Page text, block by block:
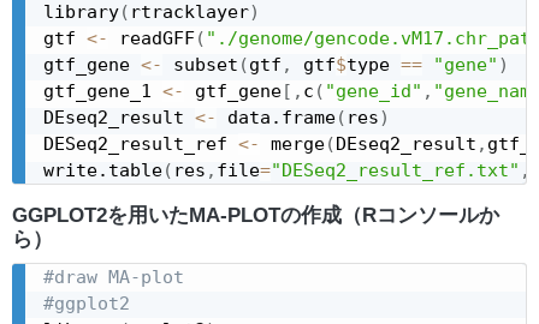
library( rtracklayer)
gtf <- readGFF( "./genome/
gtf_gene <- subset (gtf , gtf$type == "gene" )
gtf_gene_1 <- gtf_gene[ , c ( "gene_id" ,
DEseq2_result <- data.frame( res)
DESeq2_result_ref <- merge(DEseq2_result ,
write.table( res , file="DESeq2_result_ref.txt" ,
GGPLOT2を用いたMA-PLOTの作成（Rコンソールか
ら）
#draw MA-plot
#ggplot2